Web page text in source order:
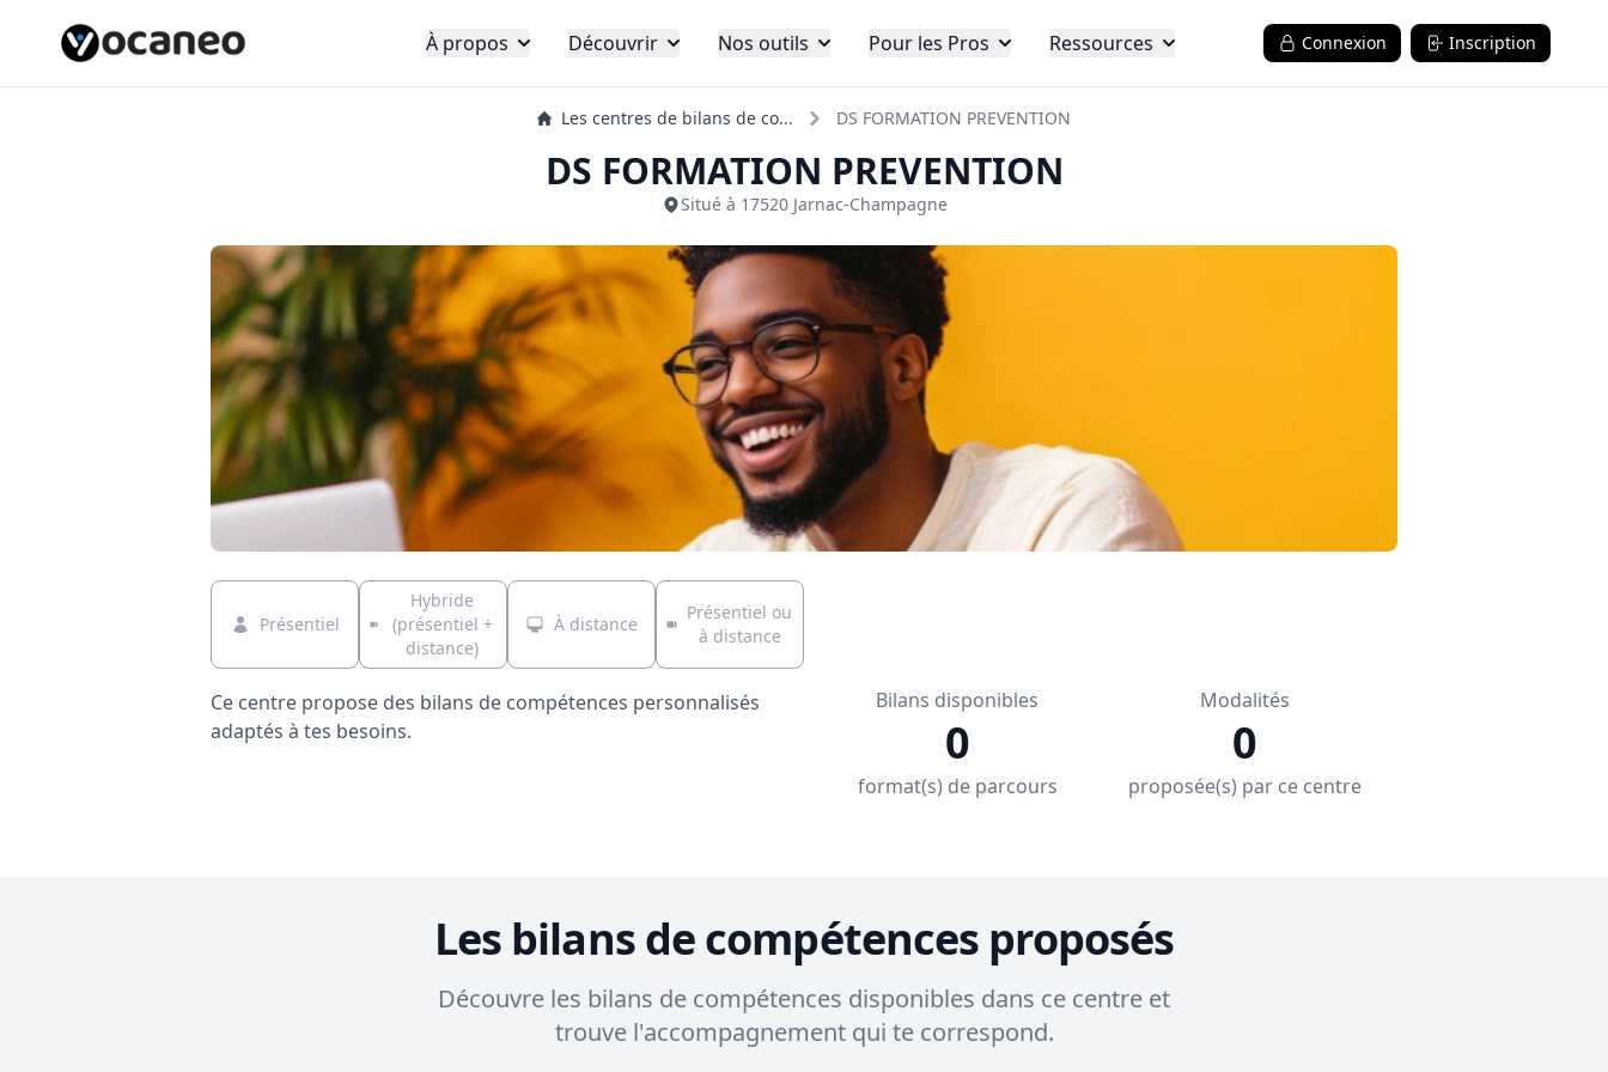
À propos Découvrir Nos outils Pour les Pros Ressources Connexion Inscription
Les centres de bilans de co... DS FORMATION PREVENTION
DS FORMATION PREVENTION
Situé à 17520 Jarnac-Champagne
Présentiel
Hybride
(présentiel +
distance)
À distance
Présentiel ou
à distance
Ce centre propose des bilans de compétences personnalisés
adaptés à tes besoins.
Bilans disponibles
0
format(s) de parcours
Modalités
0
proposée(s) par ce centre
Les bilans de compétences proposés
Découvre les bilans de compétences disponibles dans ce centre et
trouve l'accompagnement qui te correspond.